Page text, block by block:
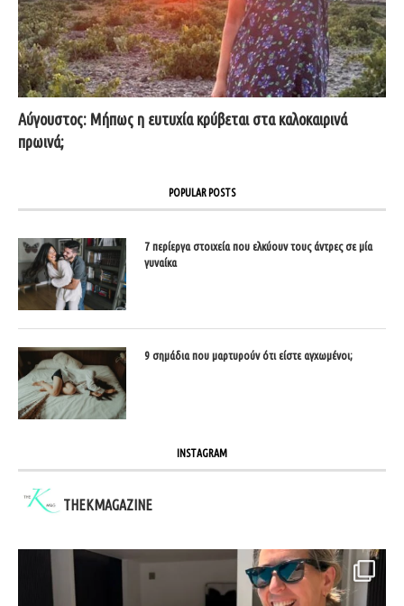
Αύγουστος: Μήπως η ευτυχία κρύβεται στα καλοκαιρινά
πρωινά;
POPULAR POSTS
7 περίεργα στοιχεία που ελκύουν τους άντρες σε μία
γυναίκα
9 σημάδια που μαρτυρούν ότι είστε αγχωμένοι;
INSTAGRAM
THEKMAGAZINE